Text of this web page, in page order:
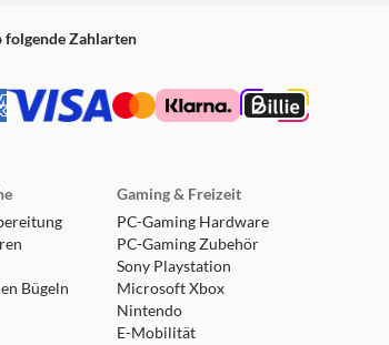
Zahlarten
Bügeln
Gaming & Freizeit
PC-Gaming Hardware
PC-Gaming Zubehör
Sony Playstation
Microsoft Xbox
Nintendo
E-Mobilität